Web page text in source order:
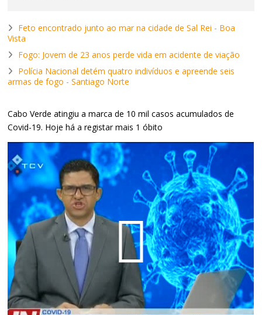
Feto encontrado junto ao mar na cidade de Sal Rei - Boa
Vista
Fogo: Jovem de 23 anos perde vida em acidente de viação
Polícia Nacional detém quatro indivíduos e apreende seis
armas de fogo - Santiago Norte
Cabo Verde atingiu a marca de 10 mil casos acumulados de
Covid-19. Hoje há a registar mais 1 óbito